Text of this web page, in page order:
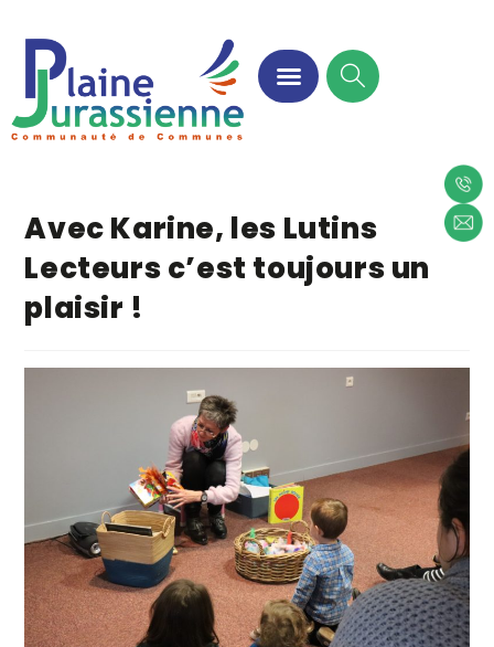
Avec Karine, les Lutins
Lecteurs c’est toujours un
plaisir !